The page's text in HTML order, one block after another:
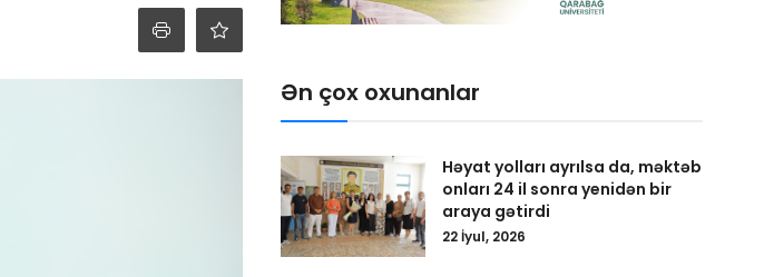
Ən çox oxunanlar
Həyat yolları ayrılsa da, məktəb
onları 24 il sonra yenidən bir
araya gətirdi
22 İyul, 2026